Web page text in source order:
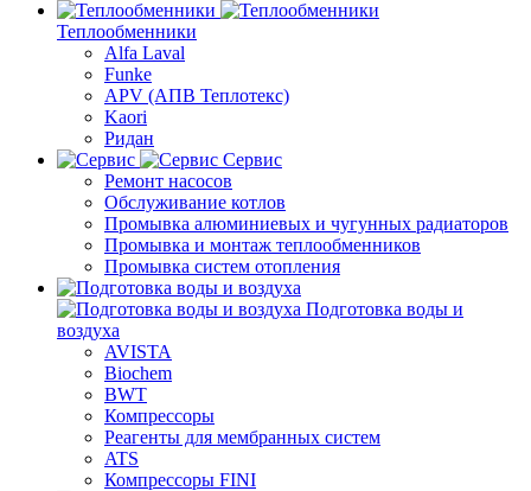
Теплообменники
Alfa Laval
Funke
APV (АПВ Теплотекс)
Kaori
Ридан
Сервис
Ремонт насосов
Обслуживание котлов
Промывка алюминиевых и чугунных радиаторов
Промывка и монтаж теплообменников
Промывка систем отопления
Подготовка воды и
воздуха
AVISTA
Biochem
BWT
Компрессоры
Реагенты для мембранных систем
ATS
Компрессоры FINI